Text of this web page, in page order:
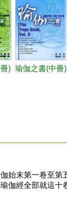
) 瑜伽之書(中冊)
末第一卷至第五
伽經全部就這十